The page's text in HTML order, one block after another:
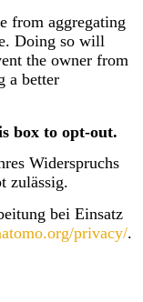
from aggregating
Doing so will
the owner from
a better
box to opt-out.
Widerspruchs
zulässig.
bei Einsatz
privacy/.